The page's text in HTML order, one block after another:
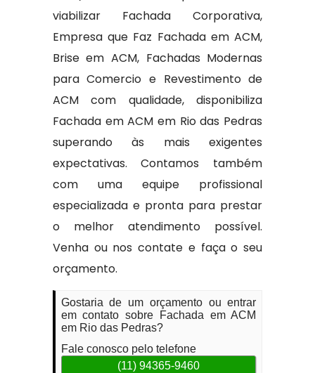
viabilizar Fachada Corporativa,
Empresa que Faz Fachada em ACM,
Brise em ACM, Fachadas Modernas
para Comercio e Revestimento de
ACM com qualidade, disponibiliza
Fachada em ACM em Rio das Pedras
superando às mais exigentes
expectativas. Contamos também
com uma equipe profissional
especializada e pronta para prestar
o melhor atendimento possível.
Venha ou nos contate e faça o seu
orçamento.
Gostaria de um orçamento ou entrar
em contato sobre Fachada em ACM
em Rio das Pedras?
Fale conosco pelo telefone
(11) 94365-9460